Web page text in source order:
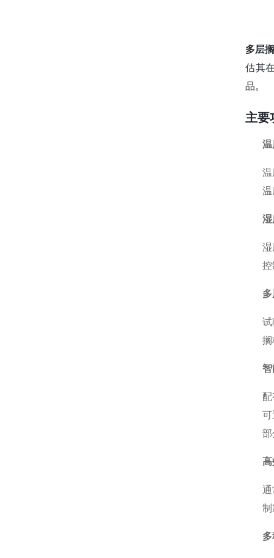
多层
估其
品。
主要
温
温
湿
湿
控
试
搁
智
可
部
高
通
制